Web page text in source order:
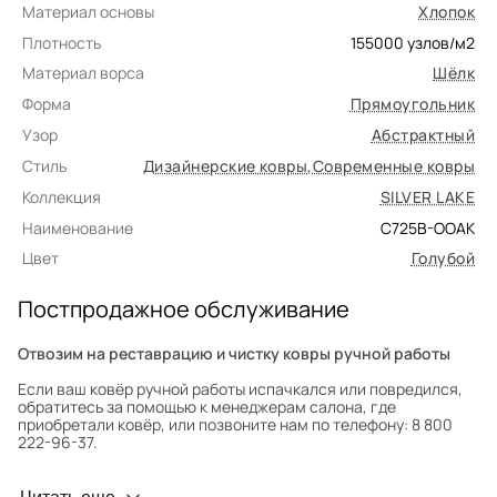
Материал основы
Хлопок
Плотность
155000 узлов/м2
Материал ворса
Шёлк
Форма
Прямоугольник
Узор
Абстрактный
Стиль
Дизайнерские ковры,Современные ковры
Коллекция
SILVER LAKE
Наименование
C725B-OOAK
Цвет
Голубой
Постпродажное обслуживание
Отвозим на реставрацию и чистку ковры ручной работы
Если ваш ковёр ручной работы испачкался или повредился,
обратитесь за помощью к менеджерам салона, где
приобретали ковёр, или позвоните нам по телефону: 8 800
222-96-37.
Профилактика износа